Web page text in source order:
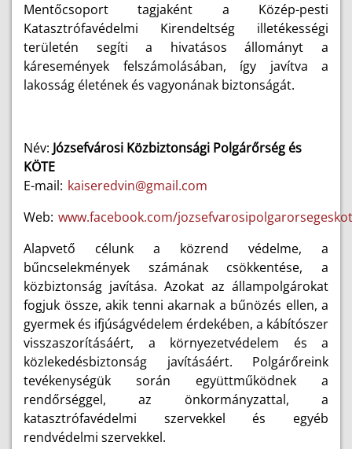
Mentőcsoport tagjaként a Közép-pesti
Katasztrófavédelmi Kirendeltség illetékességi
területén segíti a hivatásos állományt a
káresemények felszámolásában, így javítva a
lakosság életének és vagyonának biztonságát.
Név: Józsefvárosi Közbiztonsági Polgárőrség és
KÖTE
E-mail: kaiseredvin@gmail.com
Web: www.facebook.com/
Alapvető célunk a közrend védelme, a
bűncselekmények számának csökkentése, a
közbiztonság javítása. Azokat az állampolgárokat
fogjuk össze, akik tenni akarnak a bűnözés ellen, a
gyermek és ifjúságvédelem érdekében, a kábítószer
visszaszorításáért, a környezetvédelem és a
közlekedésbiztonság javításáért. Polgárőreink
tevékenységük során együttműködnek a
rendőrséggel, az önkormányzattal, a
katasztrófavédelmi szervekkel és egyéb
rendvédelmi szervekkel.